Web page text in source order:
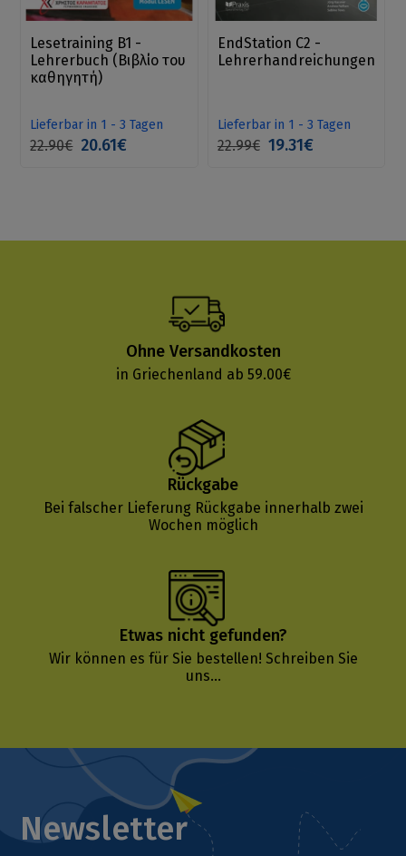
Lesetraining B1 -
Lehrerbuch (Βιβλίο του
καθηγητή)
Lieferbar in 1 - 3 Tagen
22.90€ 20.61€
EndStation C2 -
Lehrerhandreichungen
Lieferbar in 1 - 3 Tagen
22.99€ 19.31€
Ohne Versandkosten
in Griechenland ab 59.00€
Rückgabe
Bei falscher Lieferung Rückgabe innerhalb zwei
Wochen möglich
Etwas nicht gefunden?
Wir können es für Sie bestellen! Schreiben Sie
uns...
Newsletter